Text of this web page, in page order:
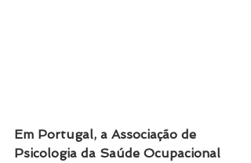
Em Portugal, a Associação de
Psicologia da Saúde Ocupacional